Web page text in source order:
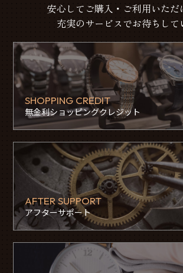
安心してご購入・ご利用いただ
充実のサービスでお待ちして
SHOPPING CREDIT
無金利ショッピングクレジット
AFTER SUPPORT
アフターサポート